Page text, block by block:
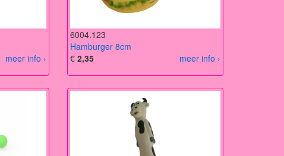
meer info ›
6004.123
Hamburger 8cm
meer info ›
€2,35